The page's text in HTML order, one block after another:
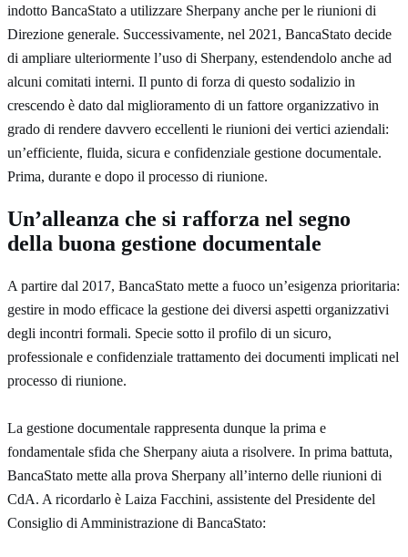
indotto BancaStato a utilizzare Sherpany anche per le riunioni di
Direzione generale. Successivamente, nel 2021, BancaStato decide
di ampliare ulteriormente l’uso di Sherpany, estendendolo anche ad
alcuni comitati interni. Il punto di forza di questo sodalizio in
crescendo è dato dal miglioramento di un fattore organizzativo in
grado di rendere davvero eccellenti le riunioni dei vertici aziendali:
un’efficiente, fluida, sicura e confidenziale gestione documentale.
Prima, durante e dopo il processo di riunione.
Un’alleanza che si rafforza nel segno
della buona gestione documentale
A partire dal 2017, BancaStato mette a fuoco un’esigenza prioritaria:
gestire in modo efficace la gestione dei diversi aspetti organizzativi
degli incontri formali. Specie sotto il profilo di un sicuro,
professionale e confidenziale trattamento dei documenti implicati nel
processo di riunione.
La gestione documentale rappresenta dunque la prima e
fondamentale sfida che Sherpany aiuta a risolvere. In prima battuta,
BancaStato mette alla prova Sherpany all’interno delle riunioni di
CdA. A ricordarlo è Laiza Facchini, assistente del Presidente del
Consiglio di Amministrazione di BancaStato: